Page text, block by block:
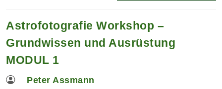
Astrofotografie Workshop –
Grundwissen und Ausrüstung
MODUL 1
Peter Assmann